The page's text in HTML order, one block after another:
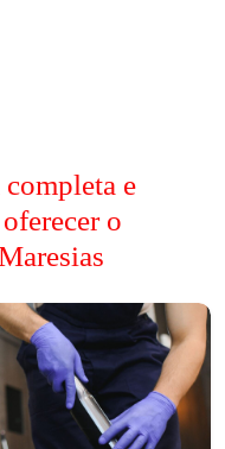
completa e
o